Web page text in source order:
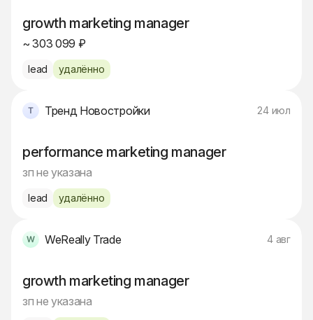
growth marketing manager
~ 303 099 ₽
lead удалённо
Тренд Новостройки 24 июл
performance marketing manager
зп не указана
lead удалённо
WeReally Trade 4 авг
growth marketing manager
зп не указана